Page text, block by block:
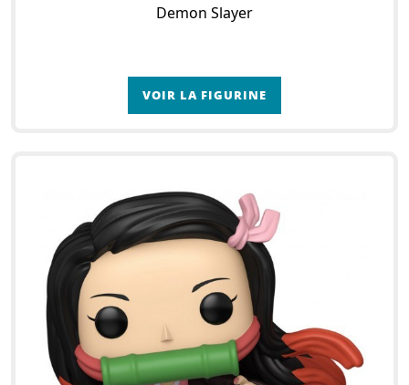
Demon Slayer
VOIR LA FIGURINE